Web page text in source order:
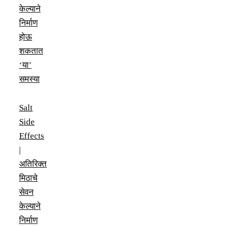
केल्याने
निर्माण
होऊ
शकतात
‘या’
समस्या
Salt
Side
Effects
|
अतिरिक्त
मिठाचे
सेवन
केल्याने
निर्माण